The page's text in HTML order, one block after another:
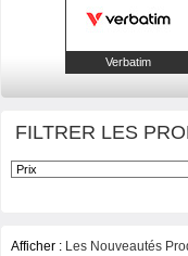
Verbatim
FILTRER LES
Afficher : Les Nouveautés